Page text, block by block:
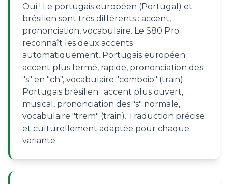
Oui ! Le portugais européen (Portugal) et
brésilien sont très différents : accent,
prononciation, vocabulaire. Le S80 Pro
reconnaît les deux accents
automatiquement. Portugais européen :
accent plus fermé, rapide, prononciation des
"s" en "ch", vocabulaire "comboio" (train).
Portugais brésilien : accent plus ouvert,
musical, prononciation des "s" normale,
vocabulaire "trem" (train). Traduction précise
et culturellement adaptée pour chaque
variante.